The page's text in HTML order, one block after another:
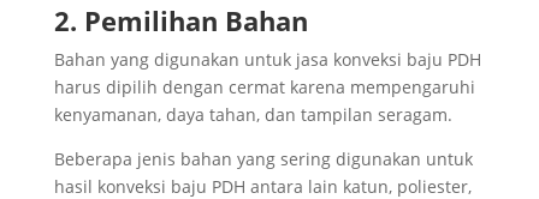
2. Pemilihan Bahan
Bahan yang digunakan untuk jasa konveksi baju PDH
harus dipilih dengan cermat karena mempengaruhi
kenyamanan, daya tahan, dan tampilan seragam.
Beberapa jenis bahan yang sering digunakan untuk
hasil konveksi baju PDH antara lain katun, poliester,